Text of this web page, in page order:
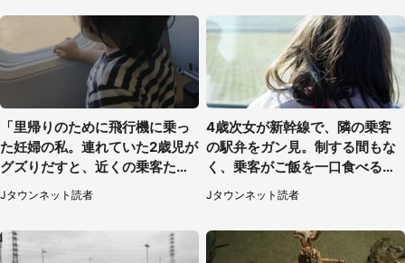
「里帰りのために飛行機に乗っ
た妊婦の私。連れていた2歳児が
グズりだすと、近くの乗客たち
が」（愛知県・40代女性）
Jタウンネット読者
4歳次女が新幹線で、隣の乗客
の駅弁をガン見。制する間もな
く、乗客がご飯を一口食べると
（茨城県・50代女性）
Jタウンネット読者